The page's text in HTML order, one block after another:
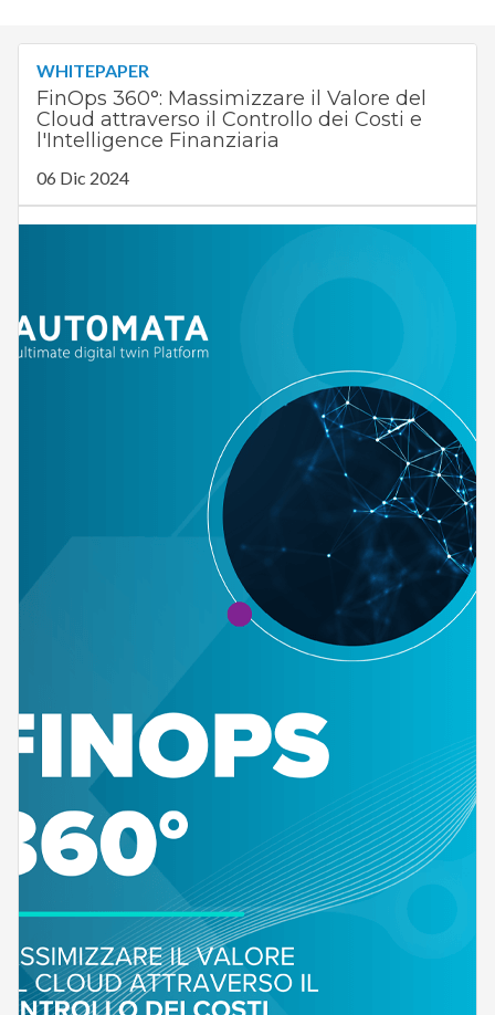
WHITEPAPER
FinOps 360°: Massimizzare il Valore del
Cloud attraverso il Controllo dei Costi e
l'Intelligence Finanziaria
06 Dic 2024